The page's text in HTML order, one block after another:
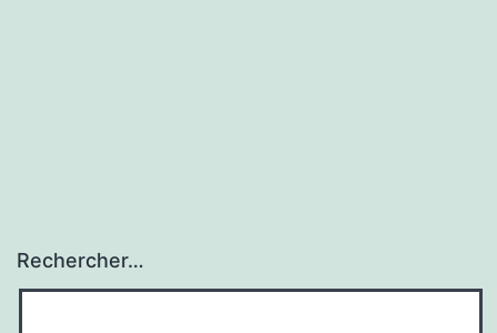
Rechercher…